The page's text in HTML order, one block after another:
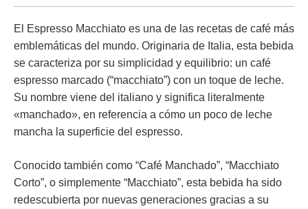
El Espresso Macchiato es una de las recetas de café más
emblemáticas del mundo. Originaria de Italia, esta bebida
se caracteriza por su simplicidad y equilibrio: un café
espresso marcado (“macchiato”) con un toque de leche.
Su nombre viene del italiano y significa literalmente
«manchado», en referencia a cómo un poco de leche
mancha la superficie del espresso.
Conocido también como “Café Manchado”, “Macchiato
Corto”, o simplemente “Macchiato”, esta bebida ha sido
redescubierta por nuevas generaciones gracias a su